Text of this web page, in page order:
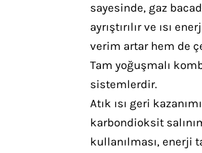
sayesinde, gaz
ayrıştırılır ve ısı
verim artar hem de
Tam yoğuşmalı
sistemlerdir.
Atık ısı geri
karbondioksit
kullanılması, enerji